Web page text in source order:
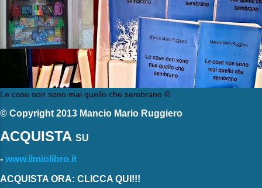
Le cose non sono mai quello che sembrano ©
© Copyright 2013 Mancio Mario Ruggiero
ACQUISTA SU
- www.ilmiolibro.it
ACQUISTA ORA: CLICCA QUI!!!